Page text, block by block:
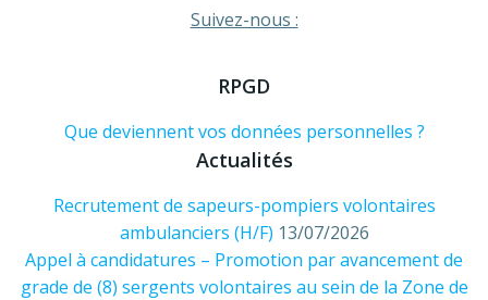
Suivez-nous :
RPGD
Que deviennent vos données personnelles ?
Actualités
Recrutement de sapeurs-pompiers volontaires
ambulanciers (H/F) 13/07/2026
Appel à candidatures – Promotion par avancement de
grade de (8) sergents volontaires au sein de la Zone de